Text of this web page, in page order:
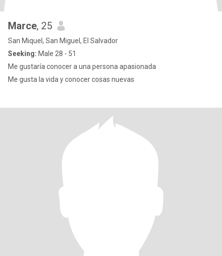
Marce, 25
San Miquel, San Miguel, El Salvador
Seeking: Male 28 - 51
Me gustaría conocer a una persona apasionada
Me gusta la vida y conocer cosas nuevas